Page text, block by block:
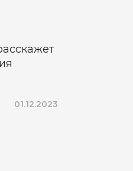
01.12.2023